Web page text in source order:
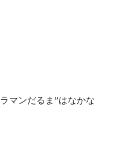
マンだるま”はなかな